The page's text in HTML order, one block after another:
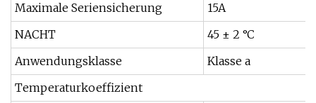
Maximale Seriensicherung
15A
NACHT
45 ± 2 °C
Anwendungsklasse
Klasse a
Temperaturkoeffizient